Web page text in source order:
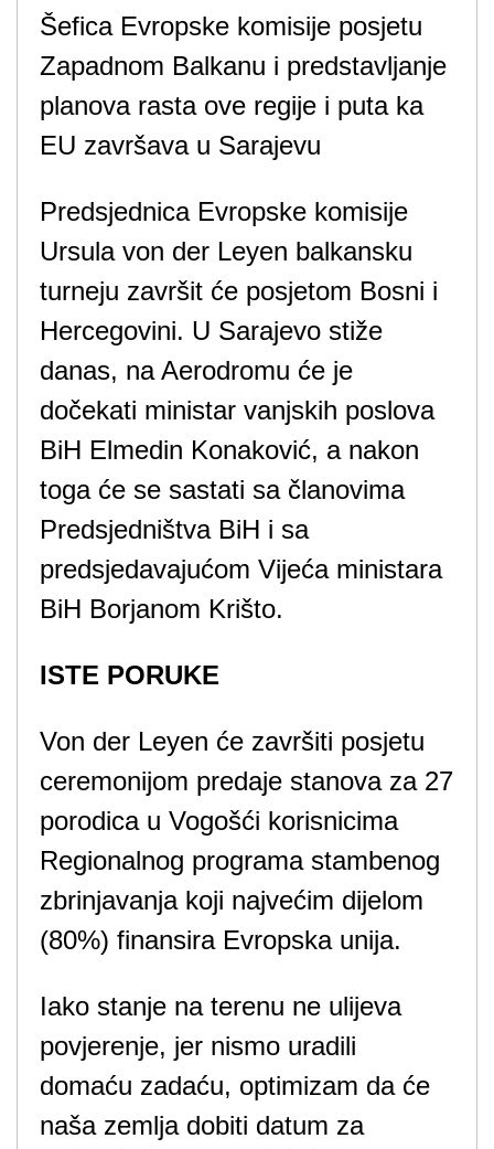
Šefica Evropske komisije posjetu
Zapadnom Balkanu i predstavljanje
planova rasta ove regije i puta ka
EU završava u Sarajevu
Predsjednica Evropske komisije
Ursula von der Leyen balkansku
turneju završit će posjetom Bosni i
Hercegovini. U Sarajevo stiže
danas, na Aerodromu će je
dočekati ministar vanjskih poslova
BiH Elmedin Konaković, a nakon
toga će se sastati sa članovima
Predsjedništva BiH i sa
predsjedavajućom Vijeća ministara
BiH Borjanom Krišto.
ISTE PORUKE
Von der Leyen će završiti posjetu
ceremonijom predaje stanova za 27
porodica u Vogošći korisnicima
Regionalnog programa stambenog
zbrinjavanja koji najvećim dijelom
(80%) finansira Evropska unija.
Iako stanje na terenu ne ulijeva
povjerenje, jer nismo uradili
domaću zadaću, optimizam da će
naša zemlja dobiti datum za